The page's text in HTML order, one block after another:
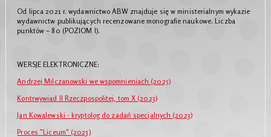
Od lipca 2021 r. wydawnictwo ABW znajduje się w ministerialnym wykazie
wydawnictw publikujących recenzowane monografie naukowe. Liczba
punktów – 80 (POZIOM I).
WERSJE ELEKTRONICZNE:
Andrzej Milczanowski we wspomnieniach (2025)
Kontrwywiad II Rzeczpospolitej, tom X (2023)
Jan Kowalewski - kryptolog do zadań specjalnych (2023)
Proces "Liceum" (2023)